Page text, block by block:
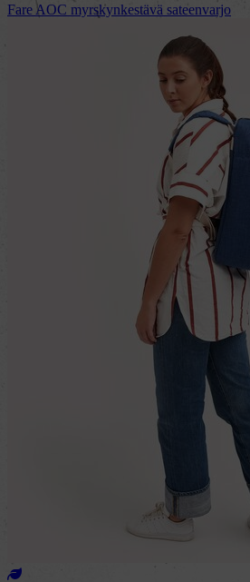
Fare AOC myrskynkestävä sateenvarjo